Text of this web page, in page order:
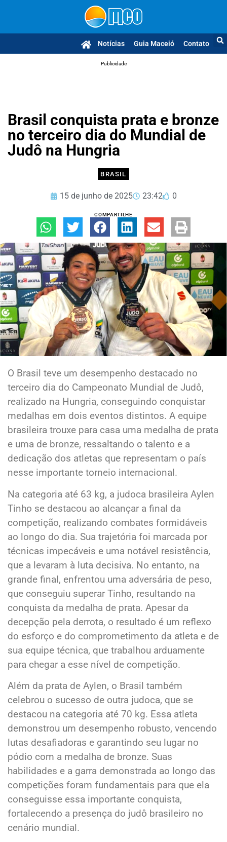
Notícias Guia Maceió Contato
Publicidade
Brasil conquista prata e bronze
no terceiro dia do Mundial de
Judô na Hungria
BRASIL
15 de junho de 2025 23:42 0
COMPARTILHE
O Brasil teve um desempenho destacado no
terceiro dia do Campeonato Mundial de Judô,
realizado na Hungria, conseguindo conquistar
medalhas em dois eventos distintos. A equipe
brasileira trouxe para casa uma medalha de prata
e uma de bronze, ressaltando o talento e a
dedicação dos atletas que representam o país
nesse importante torneio internacional.
Na categoria até 63 kg, a judoca brasileira Aylen
Tinho se destacou ao alcançar a final da
competição, realizando combates formidáveis
ao longo do dia. Sua trajetória foi marcada por
técnicas impecáveis e uma notável resistência,
que a levaram à luta decisiva. No entanto, na
grande final, enfrentou uma adversária de peso,
que conseguiu superar Tinho, resultando na
conquista da medalha de prata. Apesar da
decepção pela derrota, o resultado é um reflexo
do esforço e do comprometimento da atleta e de
sua equipe técnica, que trabalhou arduamente
para chegar a esse nível de competição.
Além da prata de Aylen, o Brasil também
celebrou o sucesso de outra judoca, que se
destacou na categoria até 70 kg. Essa atleta
demonstrou um desempenho robusto, vencendo
lutas desafiadoras e garantindo seu lugar no
pódio com a medalha de bronze. Suas
habilidades e a garra demonstrada ao longo das
competições foram fundamentais para que ela
conseguisse essa importante conquista,
fortalecendo a presença do judô brasileiro no
cenário mundial.